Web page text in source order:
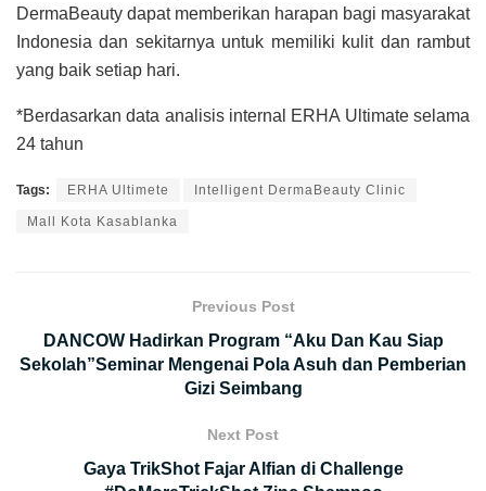
DermaBeauty dapat memberikan harapan bagi masyarakat
Indonesia dan sekitarnya untuk memiliki kulit dan rambut
yang baik setiap hari.
*Berdasarkan data analisis internal ERHA Ultimate selama
24 tahun
Tags: ERHA Ultimete Intelligent DermaBeauty Clinic
Mall Kota Kasablanka
Previous Post
DANCOW Hadirkan Program “Aku Dan Kau Siap
Sekolah”Seminar Mengenai Pola Asuh dan Pemberian
Gizi Seimbang
Next Post
Gaya TrikShot Fajar Alfian di Challenge